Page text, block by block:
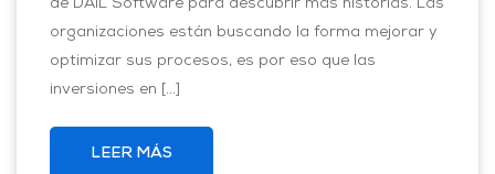
de DAIL Software para descubrir más historias. Las
organizaciones están buscando la forma mejorar y
optimizar sus procesos, es por eso que las
inversiones en […]
LEER MÁS